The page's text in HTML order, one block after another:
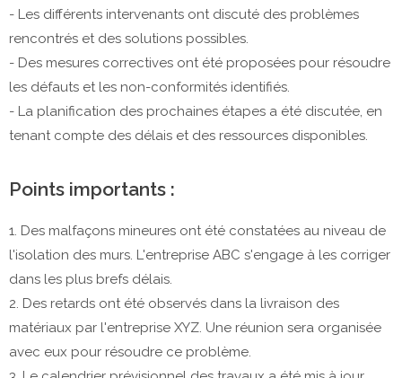
- Les différents intervenants ont discuté des problèmes
rencontrés et des solutions possibles.
- Des mesures correctives ont été proposées pour résoudre
les défauts et les non-conformités identifiés.
- La planification des prochaines étapes a été discutée, en
tenant compte des délais et des ressources disponibles.
Points importants :
1. Des malfaçons mineures ont été constatées au niveau de
l'isolation des murs. L'entreprise ABC s'engage à les corriger
dans les plus brefs délais.
2. Des retards ont été observés dans la livraison des
matériaux par l'entreprise XYZ. Une réunion sera organisée
avec eux pour résoudre ce problème.